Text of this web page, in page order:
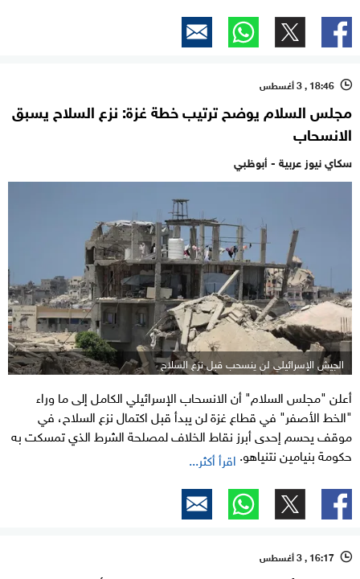
l 18:46 , 3 أغسطس
مجلس السلام يوضح ترتيب خطة غزة: نزع السلاح يسبق
الانسحاب
سكاي نيوز عربية - أبوظبي
الجيش الإسرائيلي لن ينسحب قبل نزع السلاح
أعلن "مجلس السلام" أن الانسحاب الإسرائيلي الكامل إلى ما وراء
"الخط الأصفر" في قطاع غزة لن يبدأ قبل اكتمال نزع السلاح، في
موقف يحسم إحدى أبرز نقاط الخلاف لمصلحة الشرط الذي تمسكت به
حكومة بنيامين نتنياهو. اقرأ أكثر...
l 16:17 , 3 أغسطس